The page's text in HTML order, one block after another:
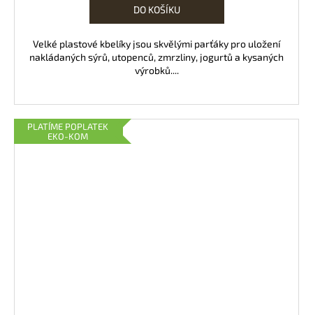
DO KOŠÍKU
Velké plastové kbelíky jsou skvělými parťáky pro uložení
nakládaných sýrů, utopenců, zmrzliny, jogurtů a kysaných
výrobků....
PLATÍME POPLATEK
EKO-KOM